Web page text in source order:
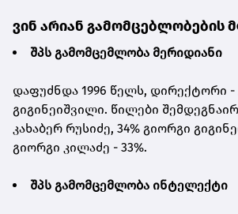
ვინ არიან
შპს გამომცემლობა მერიდიანი
დაფუძნდა 1996 წელს, დირექტორი -
გიგინეიშვილი. წილები
კახაბერ რუსიძე, 34% გიორგი
გიორგი კილაძე - 33%.
შპს გამომცემლობა ინტელექტი